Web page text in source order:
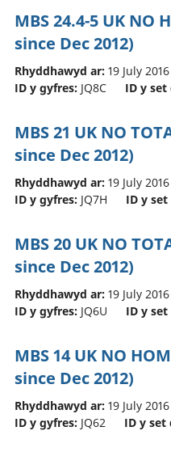
MBS 24.4-5 UK NO
since Dec 2012)
Rhyddhawyd ar: 19 July 2016
ID y gyfres: JQ8C ID y
MBS 21 UK NO
since Dec 2012)
Rhyddhawyd ar: 19 July 2016
ID y gyfres: JQ7H ID y
MBS 20 UK NO
since Dec 2012)
Rhyddhawyd ar: 19 July 2016
ID y gyfres: JQ6U ID y
MBS 14 UK NO
since Dec 2012)
Rhyddhawyd ar: 19 July 2016
ID y gyfres: JQ62 ID y set